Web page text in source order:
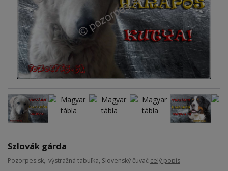
Szlovák gárda
Pozorpes.sk, výstražná tabuľka, Slovenský čuvač celý popis